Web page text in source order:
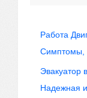
Работа
Симптомы,
Эвакуатор
Надежная